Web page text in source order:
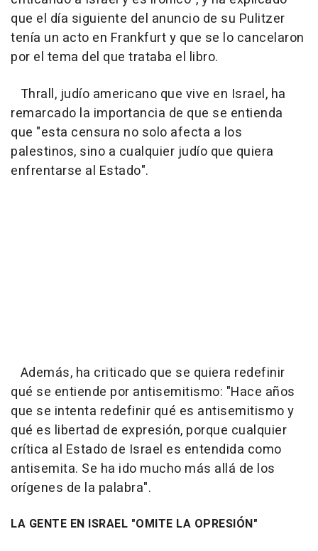
que el día siguiente del anuncio de su Pulitzer
tenía un acto en Frankfurt y que se lo cancelaron
por el tema del que trataba el libro.
Thrall, judío americano que vive en Israel, ha
remarcado la importancia de que se entienda
que "esta censura no solo afecta a los
palestinos, sino a cualquier judío que quiera
enfrentarse al Estado".
Además, ha criticado que se quiera redefinir
qué se entiende por antisemitismo: "Hace años
que se intenta redefinir qué es antisemitismo y
qué es libertad de expresión, porque cualquier
crítica al Estado de Israel es entendida como
antisemita. Se ha ido mucho más allá de los
orígenes de la palabra".
LA GENTE EN ISRAEL "OMITE LA OPRESIÓN"